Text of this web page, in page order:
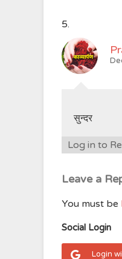
सुन्दर
Log in to
Leave a
You must be
Social Login
Login